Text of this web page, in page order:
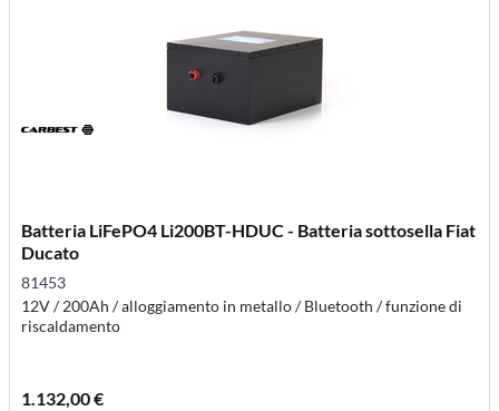
Batteria LiFePO4 Li200BT-HDUC - Batteria sottosella Fiat
Ducato
81453
12V / 200Ah / alloggiamento in metallo / Bluetooth / funzione di
riscaldamento
1.132,00 €